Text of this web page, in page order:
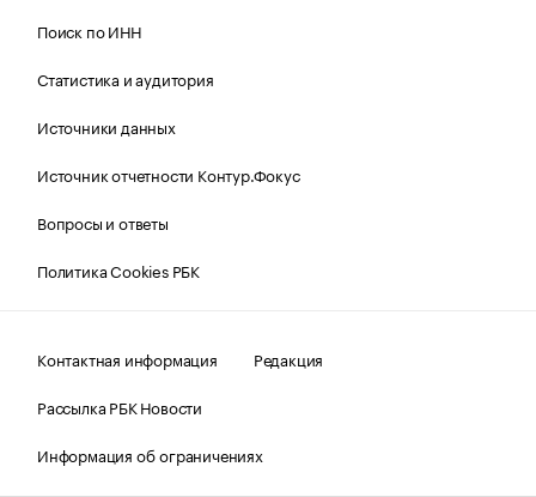
Поиск по ИНН
Статистика и аудитория
Источники данных
Источник отчетности Контур.Фокус
Вопросы и ответы
Политика Cookies РБК
Контактная информация
Редакция
Рассылка РБК Новости
Информация об ограничениях